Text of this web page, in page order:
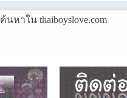
ค้นหาใน thaiboyslove.com